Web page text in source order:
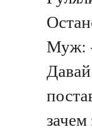
Муж:
зачем